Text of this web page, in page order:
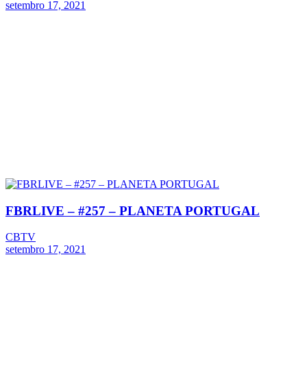
setembro 17, 2021
FBRLIVE – #257 – PLANETA PORTUGAL
CBTV
setembro 17, 2021